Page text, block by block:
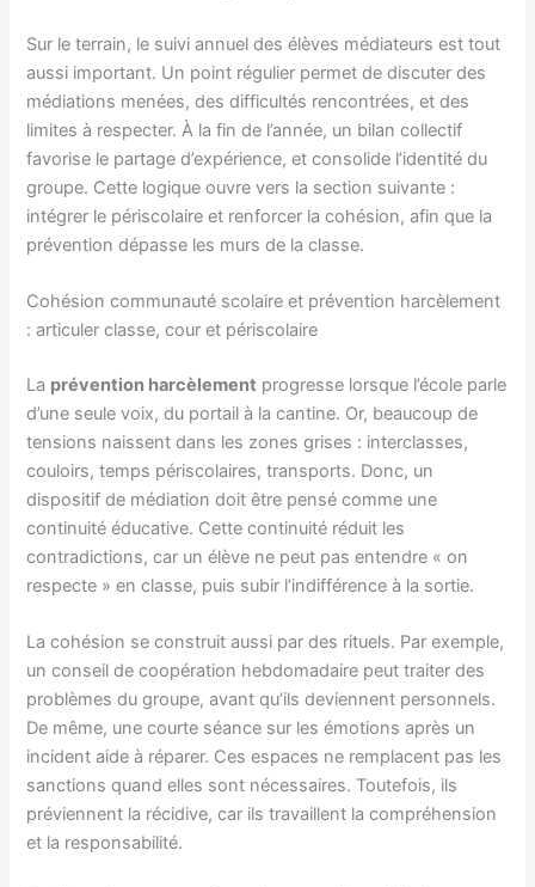
Sur le terrain, le suivi annuel des élèves médiateurs est tout
aussi important. Un point régulier permet de discuter des
médiations menées, des difficultés rencontrées, et des
limites à respecter. À la fin de l’année, un bilan collectif
favorise le partage d’expérience, et consolide l’identité du
groupe. Cette logique ouvre vers la section suivante :
intégrer le périscolaire et renforcer la cohésion, afin que la
prévention dépasse les murs de la classe.
Cohésion communauté scolaire et prévention harcèlement
: articuler classe, cour et périscolaire
La prévention harcèlement progresse lorsque l’école parle
d’une seule voix, du portail à la cantine. Or, beaucoup de
tensions naissent dans les zones grises : interclasses,
couloirs, temps périscolaires, transports. Donc, un
dispositif de médiation doit être pensé comme une
continuité éducative. Cette continuité réduit les
contradictions, car un élève ne peut pas entendre « on
respecte » en classe, puis subir l’indifférence à la sortie.
La cohésion se construit aussi par des rituels. Par exemple,
un conseil de coopération hebdomadaire peut traiter des
problèmes du groupe, avant qu’ils deviennent personnels.
De même, une courte séance sur les émotions après un
incident aide à réparer. Ces espaces ne remplacent pas les
sanctions quand elles sont nécessaires. Toutefois, ils
préviennent la récidive, car ils travaillent la compréhension
et la responsabilité.